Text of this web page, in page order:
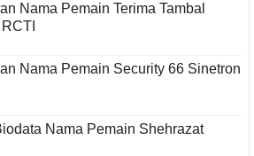
Nama Pemain Terima Tambal
Nama Pemain Security 66 Sinetron
Nama Pemain Shehrazat